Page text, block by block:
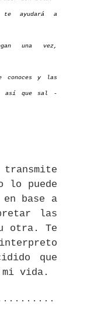
te ayudará a
una vez,
conoces y las
así que sal -
lo puede
base a
las
otra. Te
que
vida.